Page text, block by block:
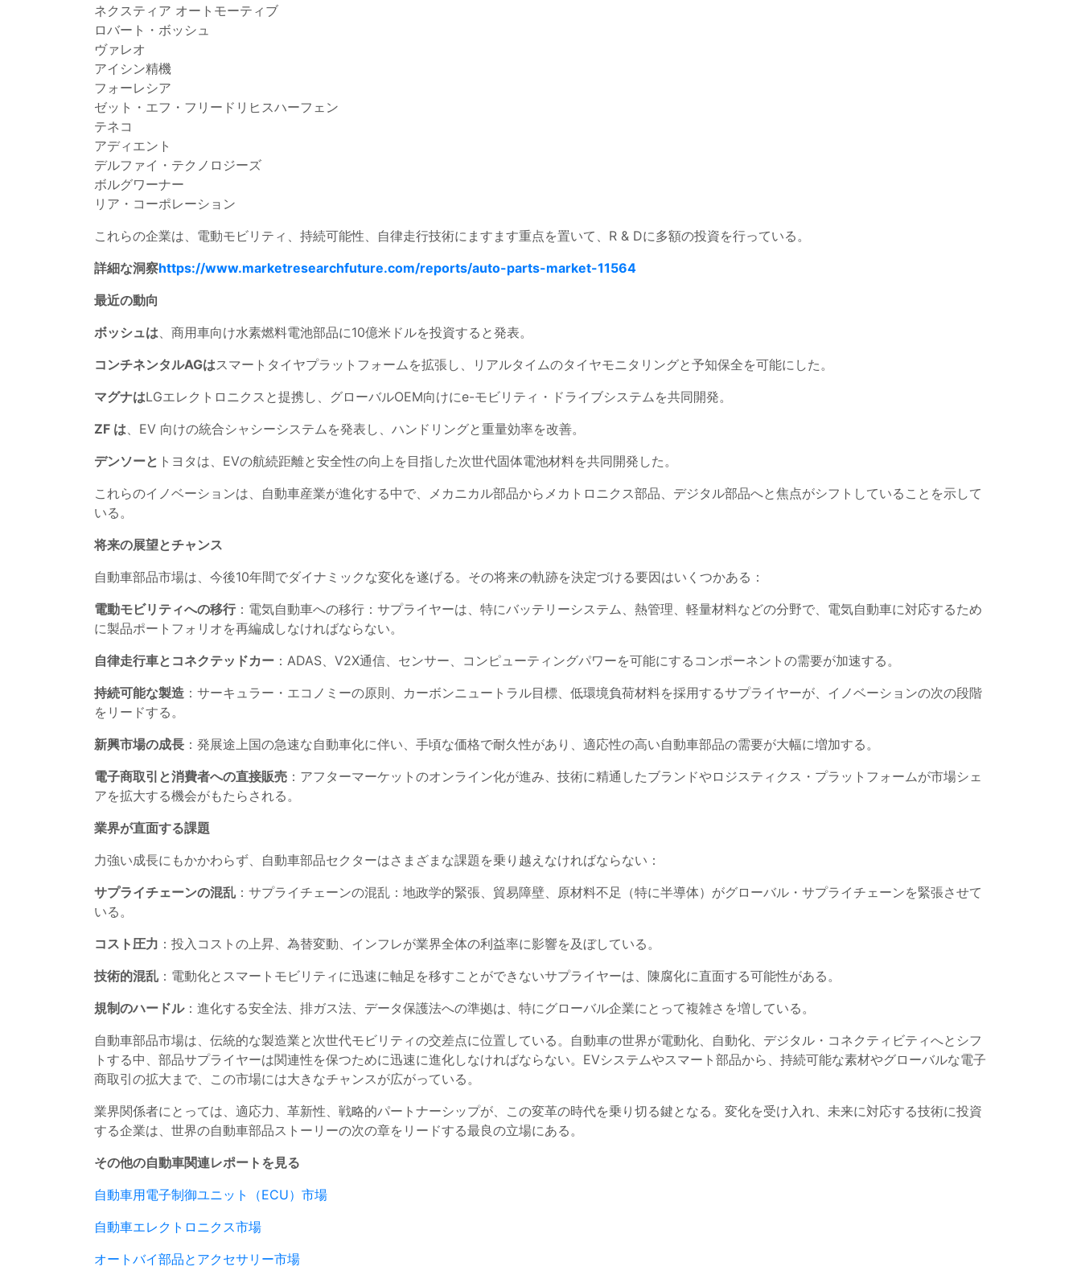
ネクスティア オートモーティブ
ロバート・ボッシュ
ヴァレオ
アイシン精機
フォーレシア
ゼット・エフ・フリードリヒスハーフェン
テネコ
アディエント
デルファイ・テクノロジーズ
ボルグワーナー
リア・コーポレーション
これらの企業は、電動モビリティ、持続可能性、自律走行技術にますます重点を置いて、R & Dに多額の投資を行っている。
詳細な洞察https://www.marketresearchfuture.com/reports/auto-parts-market-11564
最近の動向
ボッシュは、商用車向け水素燃料電池部品に10億米ドルを投資すると発表。
コンチネンタルAGはスマートタイヤプラットフォームを拡張し、リアルタイムのタイヤモニタリングと予知保全を可能にした。
マグナはLGエレクトロニクスと提携し、グローバルOEM向けにe-モビリティ・ドライブシステムを共同開発。
ZF は、EV 向けの統合シャシーシステムを発表し、ハンドリングと重量効率を改善。
デンソーと トヨタは、EVの航続距離と安全性の向上を目指した次世代固体電池材料を共同開発した。
これらのイノベーションは、自動車産業が進化する中で、メカニカル部品からメカトロニクス部品、デジタル部品へと焦点がシフトしていることを示して
いる。
将来の展望とチャンス
自動車部品市場は、今後10年間でダイナミックな変化を遂げる。その将来の軌跡を決定づける要因はいくつかある：
電動モビリティへの移行：電気自動車への移行：サプライヤーは、特にバッテリーシステム、熱管理、軽量材料などの分野で、電気自動車に対応するため
に製品ポートフォリオを再編成しなければならない。
自律走行車とコネクテッドカー ：ADAS、V2X通信、センサー、コンピューティングパワーを可能にするコンポーネントの需要が加速する。
持続可能な製造 ：サーキュラー・エコノミーの原則、カーボンニュートラル目標、低環境負荷材料を採用するサプライヤーが、イノベーションの次の段階
をリードする。
新興市場の成長 ：発展途上国の急速な自動車化に伴い、手頃な価格で耐久性があり、適応性の高い自動車部品の需要が大幅に増加する。
電子商取引と消費者への直接販売 ：アフターマーケットのオンライン化が進み、技術に精通したブランドやロジスティクス・プラットフォームが市場シェ
アを拡大する機会がもたらされる。
業界が直面する課題
力強い成長にもかかわらず、自動車部品セクターはさまざまな課題を乗り越えなければならない：
サプライチェーンの混乱 ：サプライチェーンの混乱：地政学的緊張、貿易障壁、原材料不足（特に半導体）がグローバル・サプライチェーンを緊張させて
いる。
コスト圧力 ：投入コストの上昇、為替変動、インフレが業界全体の利益率に影響を及ぼしている。
技術的混乱 ：電動化とスマートモビリティに迅速に軸足を移すことができないサプライヤーは、陳腐化に直面する可能性がある。
規制のハードル：進化する安全法、排ガス法、データ保護法への準拠は、特にグローバル企業にとって複雑さを増している。
自動車部品市場は、伝統的な製造業と次世代モビリティの交差点に位置している。自動車の世界が電動化、自動化、デジタル・コネクティビティへとシフ
トする中、部品サプライヤーは関連性を保つために迅速に進化しなければならない。EVシステムやスマート部品から、持続可能な素材やグローバルな電子
商取引の拡大まで、この市場には大きなチャンスが広がっている。
業界関係者にとっては、適応力、革新性、戦略的パートナーシップが、この変革の時代を乗り切る鍵となる。変化を受け入れ、未来に対応する技術に投資
する企業は、世界の自動車部品ストーリーの次の章をリードする最良の立場にある。
その他の自動車関連レポートを見る
自動車用電子制御ユニット（ECU）市場
自動車エレクトロニクス市場
オートバイ部品とアクセサリー市場